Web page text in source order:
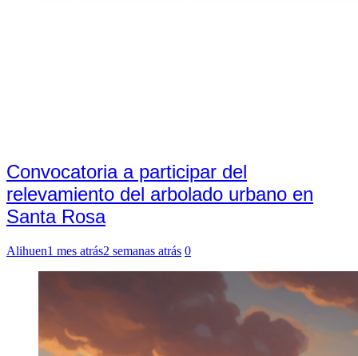
Convocatoria a participar del
relevamiento del arbolado urbano en
Santa Rosa
Alihuen1 mes atrás2 semanas atrás 0